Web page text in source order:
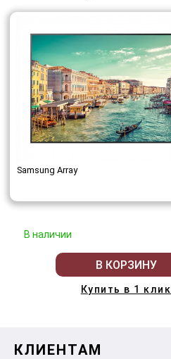
Samsung Array
В наличии
В КОРЗИНУ
Купить в 1 клик
КЛИЕНТАМ